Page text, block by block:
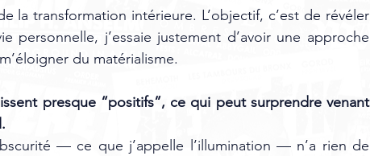
la transformation intérieure. L’objectif, c’est de révéler
personnelle, j’essaie justement d’avoir une approche
du matérialisme.
presque “positifs”, ce qui peut surprendre venant
— ce que j’appelle l’illumination — n’a rien de